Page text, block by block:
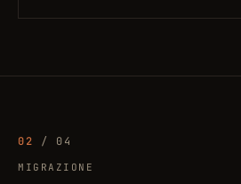
02 / 04
MIGRAZIONE